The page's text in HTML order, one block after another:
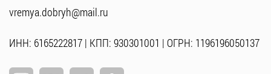
vremya.dobryh@mail.ru
ИНН: 6165222817 | КПП: 930301001 | ОГРН: 1196196050137